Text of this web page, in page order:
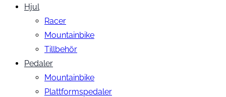
Hjul
Racer
Mountainbike
Tillbehör
Pedaler
Mountainbike
Plattformspedaler